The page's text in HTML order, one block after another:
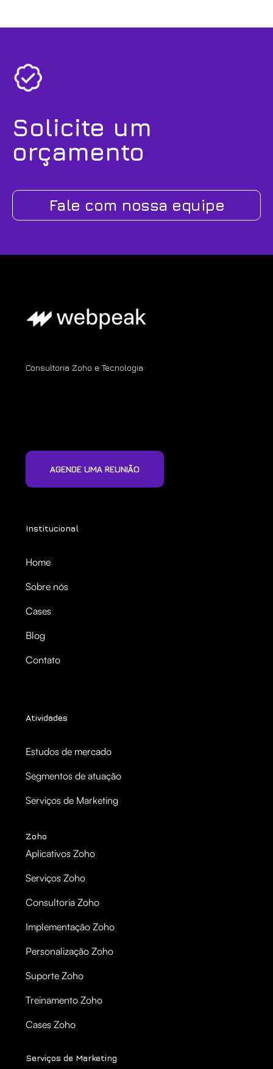
Solicite um
orçamento
Fale com nossa equipe
Consultoria Zoho e Tecnologia
AGENDE UMA REUNIÃO
Institucional
Home
Sobre nós
Cases
Blog
Contato
Atividades
Estudos de mercado
Segmentos de atuação
Serviços de Marketing
Zoho
Aplicativos Zoho
Serviços Zoho
Consultoria Zoho
Implementação Zoho
Personalização Zoho
Suporte Zoho
Treinamento Zoho
Cases Zoho
Serviços de Marketing